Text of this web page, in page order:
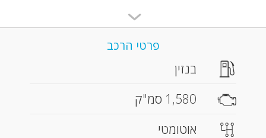
פרטי הרכב
בנזין
1,580 סמ"ק
אוטומטי